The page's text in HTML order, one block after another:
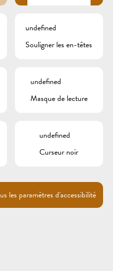
undefined
Souligner les en-têtes
undefined
Masque de lecture
undefined
Curseur noir
les paramètres d'accessibilité